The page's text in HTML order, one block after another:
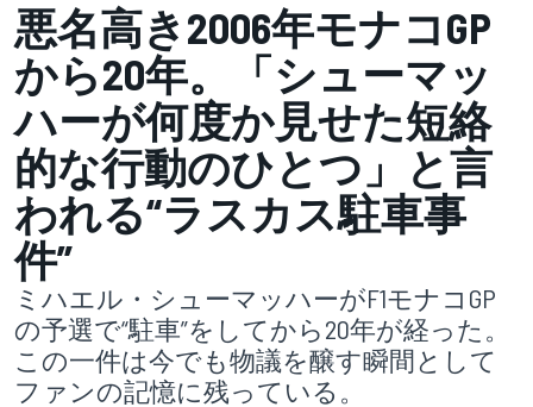
悪名高き2006年モナコGP
から20年。「シューマッ
ハーが何度か見せた短絡
的な行動のひとつ」と言
われる“ラスカス駐車事
件”
ミハエル・シューマッハーがF1モナコGP
の予選で“駐車”をしてから20年が経った。
この一件は今でも物議を醸す瞬間として
ファンの記憶に残っている。